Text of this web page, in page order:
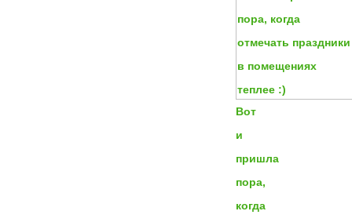
Вот
и
пришла
пора,
когда